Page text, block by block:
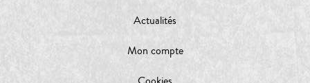
Actualités
Mon compte